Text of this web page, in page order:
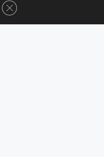
Sulje evästebanneri